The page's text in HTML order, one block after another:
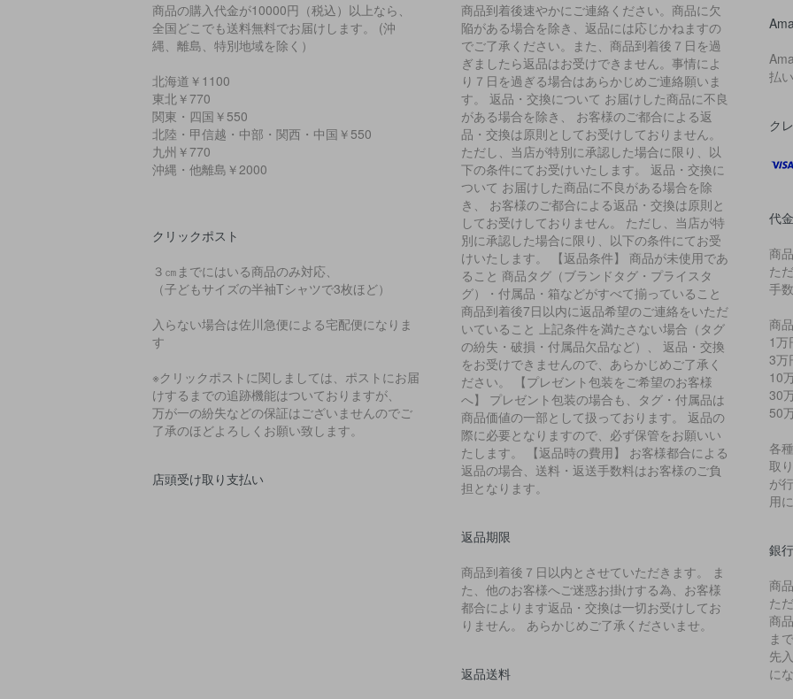
商品の購入代金が10000円（税込）以上なら、
全国どこでも送料無料でお届けします。 (沖
縄、離島、特別地域を除く）
北海道￥1100
東北￥770
関東・四国￥550
北陸・甲信越・中部・関西・中国￥550
九州￥770
沖縄・他離島￥2000
クリックポスト
３㎝までにはいる商品のみ対応、
（子どもサイズの半袖Tシャツで3枚ほど）
入らない場合は佐川急便による宅配便になりま
す
※クリックポストに関しましては、ポストにお届
けするまでの追跡機能はついておりますが、
万が一の紛失などの保証はございませんのでご
了承のほどよろしくお願い致します。
店頭受け取り支払い
商品到着後速やかにご連絡ください。商品に欠
陥がある場合を除き、返品には応じかねますの
でご了承ください。また、商品到着後７日を過
ぎましたら返品はお受けできません。事情によ
り７日を過ぎる場合はあらかじめご連絡願いま
す。 返品・交換について お届けした商品に不良
がある場合を除き、 お客様のご都合による返
品・交換は原則としてお受けしておりません。
ただし、当店が特別に承認した場合に限り、以
下の条件にてお受けいたします。 返品・交換に
ついて お届けした商品に不良がある場合を除
き、 お客様のご都合による返品・交換は原則と
してお受けしておりません。 ただし、当店が特
別に承認した場合に限り、以下の条件にてお受
けいたします。 【返品条件】 商品が未使用であ
ること 商品タグ（ブランドタグ・プライスタ
グ）・付属品・箱などがすべて揃っていること
商品到着後7日以内に返品希望のご連絡をいただ
いていること 上記条件を満たさない場合（タグ
の紛失・破損・付属品欠品など）、 返品・交換
をお受けできませんので、あらかじめご了承く
ださい。 【プレゼント包装をご希望のお客様
へ】 プレゼント包装の場合も、タグ・付属品は
商品価値の一部として扱っております。 返品の
際に必要となりますので、必ず保管をお願いい
たします。 【返品時の費用】 お客様都合による
返品の場合、送料・返送手数料はお客様のご負
担となります。
返品期限
商品到着後７日以内とさせていただきます。 ま
た、他のお客様へご迷惑お掛けする為、お客様
都合によります返品・交換は一切お受けしてお
りません。 あらかじめご了承くださいませ。
返品送料
払
ク
代
商
た
手
商
1
3
10
30
50
各
取
が
用
銀
商
た
商
ま
先
に